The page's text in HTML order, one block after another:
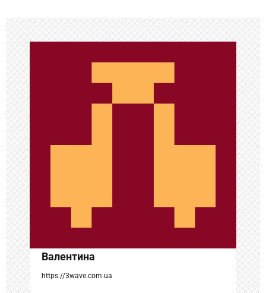
ц
и
я
п
о
з
а
п
и
с
я
м
Валентина
https://3wave.com.ua